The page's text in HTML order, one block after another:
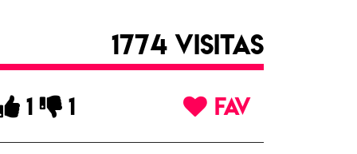
1774 VISITAS
1 1 FAV